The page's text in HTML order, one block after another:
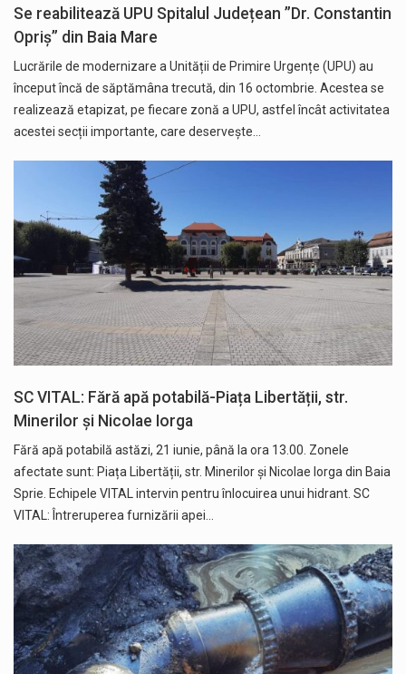
Se reabilitează UPU Spitalul Județean ”Dr. Constantin
Opriș” din Baia Mare
Lucrările de modernizare a Unității de Primire Urgențe (UPU) au
început încă de săptămâna trecută, din 16 octombrie. Acestea se
realizează etapizat, pe fiecare zonă a UPU, astfel încât activitatea
acestei secții importante, care deservește…
SC VITAL: Fără apă potabilă-Piața Libertății, str.
Minerilor și Nicolae Iorga
Fără apă potabilă astăzi, 21 iunie, până la ora 13.00. Zonele
afectate sunt: Piața Libertății, str. Minerilor și Nicolae Iorga din Baia
Sprie. Echipele VITAL intervin pentru înlocuirea unui hidrant. SC
VITAL: Întreruperea furnizării apei…